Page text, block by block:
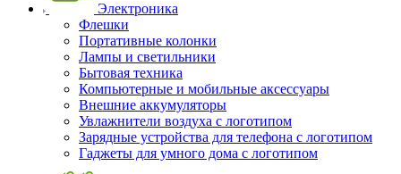
Электроника
Флешки
Портативные колонки
Лампы и светильники
Бытовая техника
Компьютерные и мобильные аксессуары
Внешние аккумуляторы
Увлажнители воздуха с логотипом
Зарядные устройства для телефона с логотипом
Гаджеты для умного дома с логотипом